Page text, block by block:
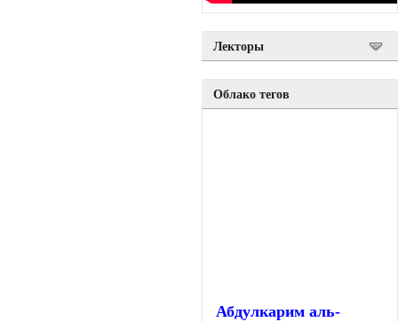
Лекторы
Облако тегов
Абдулкарим аль-